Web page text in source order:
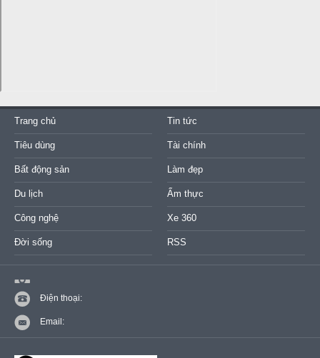
Trang chủ Tin tức
Tiêu dùng Tài chính
Bất động sản Làm đẹp
Du lịch Ẩm thực
Công nghệ Xe 360
Đời sống RSS
Điện thoại:
Email: